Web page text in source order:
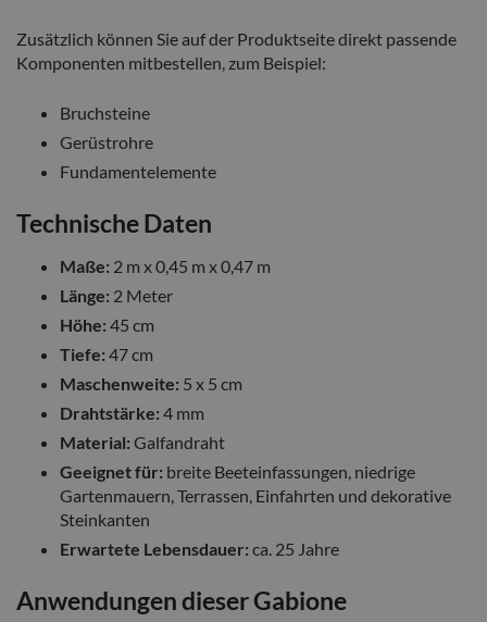
Zusätzlich können Sie auf der Produktseite direkt passende
Komponenten mitbestellen, zum Beispiel:
Bruchsteine
Gerüstrohre
Fundamentelemente
Technische Daten
Maße: 2 m x 0,45 m x 0,47 m
Länge: 2 Meter
Höhe: 45 cm
Tiefe: 47 cm
Maschenweite: 5 x 5 cm
Drahtstärke: 4 mm
Material: Galfandraht
Geeignet für: breite Beeteinfassungen, niedrige
Gartenmauern, Terrassen, Einfahrten und dekorative
Steinkanten
Erwartete Lebensdauer: ca. 25 Jahre
Anwendungen dieser Gabione